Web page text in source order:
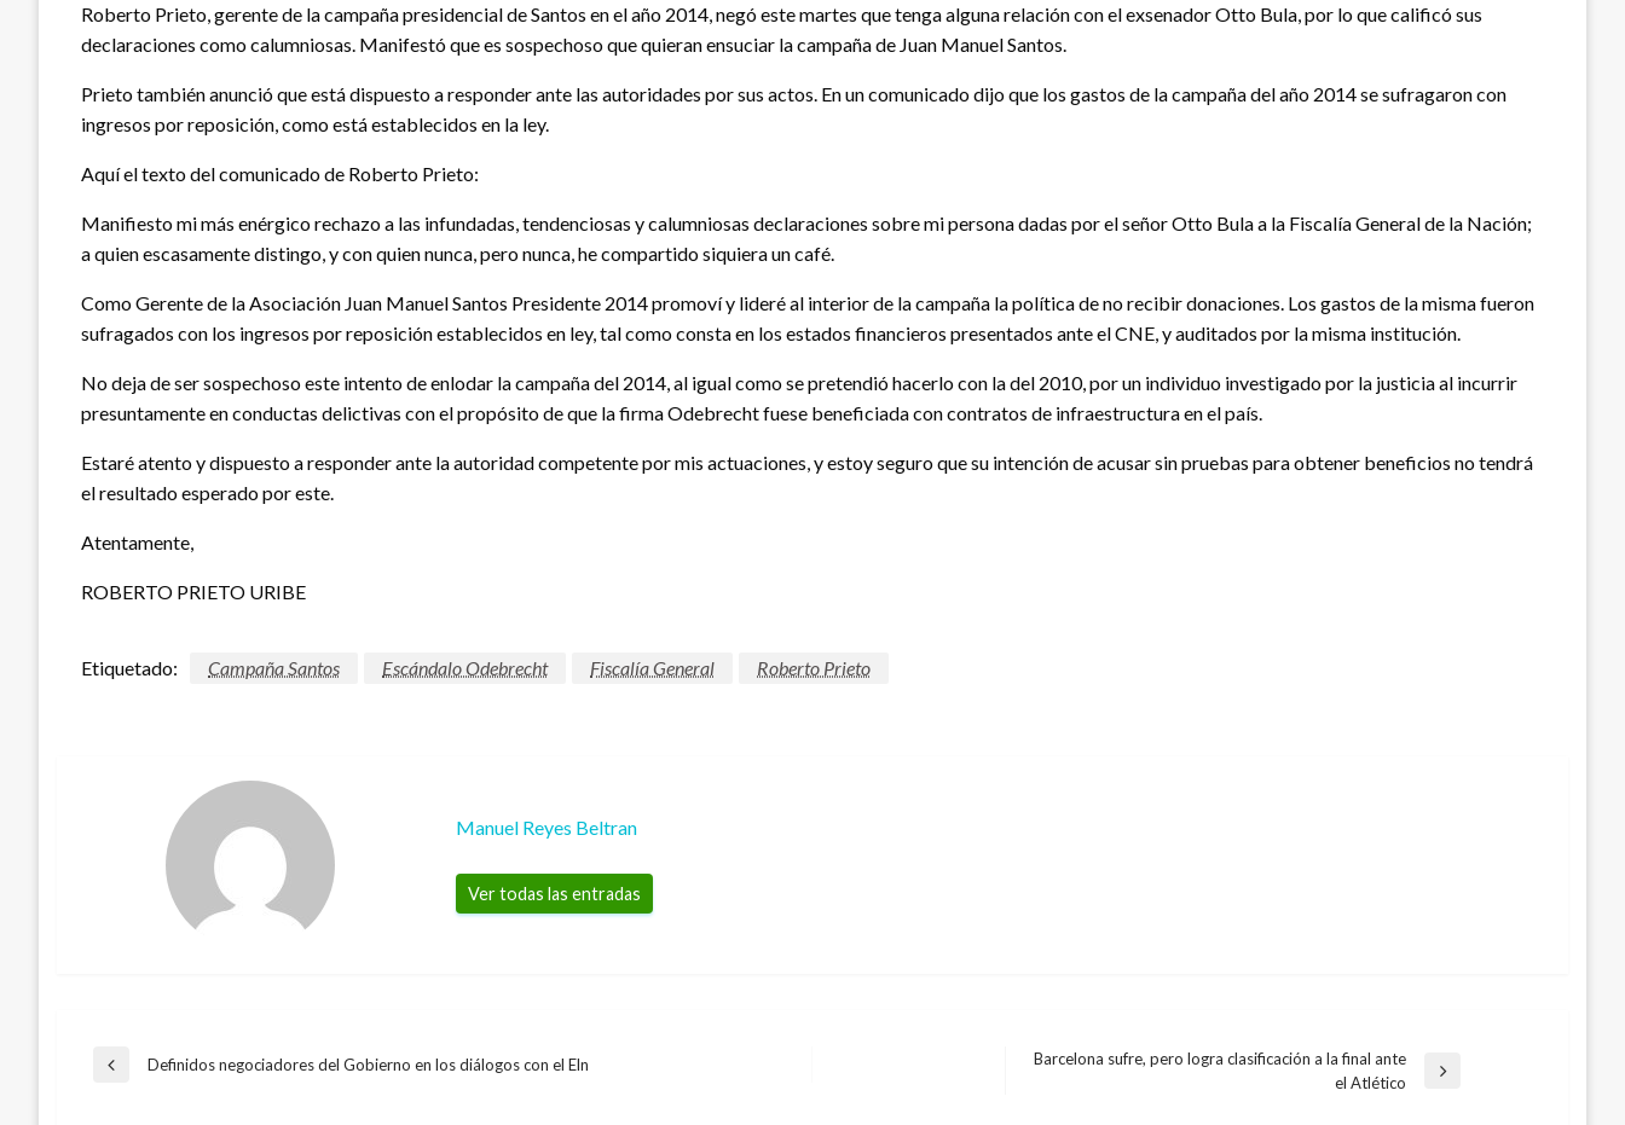
Roberto Prieto, gerente de la campaña presidencial de Santos en el año 2014, negó este martes que tenga alguna relación con el exsenador Otto Bula, por lo que calificó sus
declaraciones como calumniosas. Manifestó que es sospechoso que quieran ensuciar la campaña de Juan Manuel Santos.
Prieto también anunció que está dispuesto a responder ante las autoridades por sus actos. En un comunicado dijo que los gastos de la campaña del año 2014 se sufragaron con
ingresos por reposición, como está establecidos en la ley.
Aquí el texto del comunicado de Roberto Prieto:
Manifiesto mi más enérgico rechazo a las infundadas, tendenciosas y calumniosas declaraciones sobre mi persona dadas por el señor Otto Bula a la Fiscalía General de la Nación;
a quien escasamente distingo, y con quien nunca, pero nunca, he compartido siquiera un café.
Como Gerente de la Asociación Juan Manuel Santos Presidente 2014 promoví y lideré al interior de la campaña la política de no recibir donaciones. Los gastos de la misma fueron
sufragados con los ingresos por reposición establecidos en ley, tal como consta en los estados financieros presentados ante el CNE, y auditados por la misma institución.
No deja de ser sospechoso este intento de enlodar la campaña del 2014, al igual como se pretendió hacerlo con la del 2010, por un individuo investigado por la justicia al incurrir
presuntamente en conductas delictivas con el propósito de que la firma Odebrecht fuese beneficiada con contratos de infraestructura en el país.
Estaré atento y dispuesto a responder ante la autoridad competente por mis actuaciones, y estoy seguro que su intención de acusar sin pruebas para obtener beneficios no tendrá
el resultado esperado por este.
Atentamente,
ROBERTO PRIETO URIBE
Etiquetado: Campaña Santos Escándalo Odebrecht Fiscalía General Roberto Prieto
Manuel Reyes Beltran
Ver todas las entradas
Navegación
Entrada
Definidos negociadores del Gobierno en los diálogos con el Eln
Barcelona sufre, pero logra clasificación a la final ante
el Atlético